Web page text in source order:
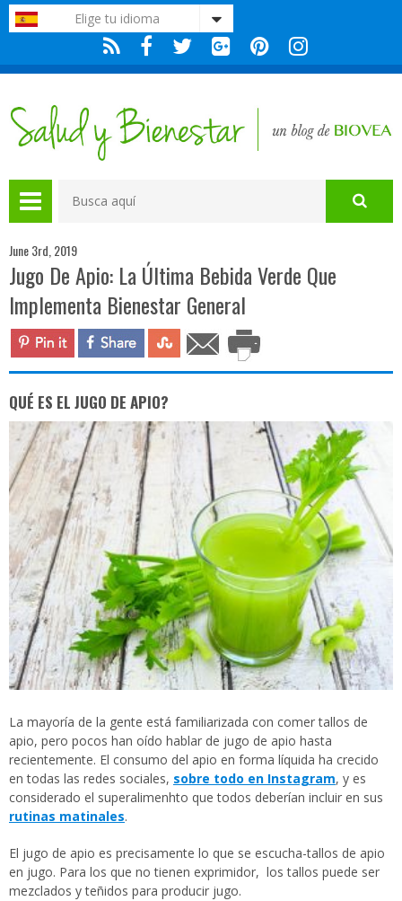
Nota:
este
web
un
sistema
Elige tu idioma
June 3rd, 2019
Jugo De Apio: La Última Bebida Verde Que
Implementa Bienestar General
QUÉ ES EL JUGO DE APIO?
La mayoría de la gente está familiarizada con comer tallos de
apio, pero pocos han oído hablar de jugo de apio hasta
recientemente. El consumo del apio en forma líquida ha crecido
en todas las redes sociales, sobre todo en Instagram, y es
considerado el superalimenhto que todos deberían incluir en sus
rutinas matinales.
El jugo de apio es precisamente lo que se escucha-tallos de apio
en jugo. Para los que no tienen exprimidor, los tallos puede ser
mezclados y teñidos para producir jugo.